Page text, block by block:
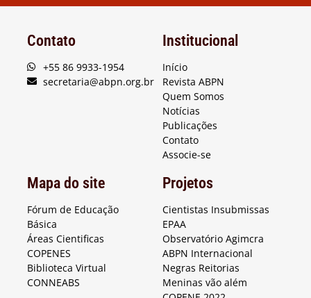
Contato
+55 86 9933-1954
secretaria@abpn.org.br
Institucional
Início
Revista ABPN
Quem Somos
Notícias
Publicações
Contato
Associe-se
Mapa do site
Fórum de Educação
Básica
Áreas Cientificas
COPENES
Biblioteca Virtual
CONNEABS
Projetos
Cientistas Insubmissas
EPAA
Observatório Agimcra
ABPN Internacional
Negras Reitorias
Meninas vão além